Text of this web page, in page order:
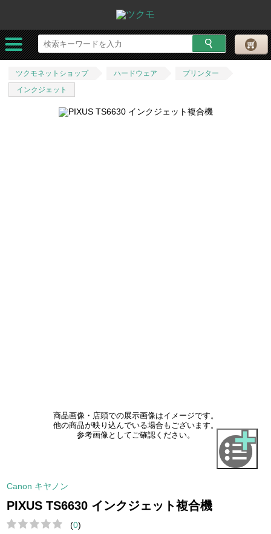
ツクモネットショップ ハードウェア
プリンター
インクジェット
商品画像・店頭での展示画像はイメージです。
他の商品が映り込んでいる場合もございます。
参考画像としてご確認ください。
Canon キヤノン
PIXUS TS6630 インクジェット複合機
(0)